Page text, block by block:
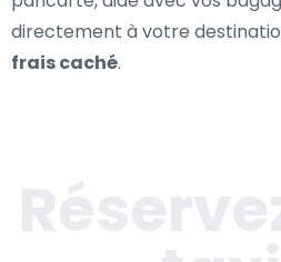
directement à votre
frais caché.